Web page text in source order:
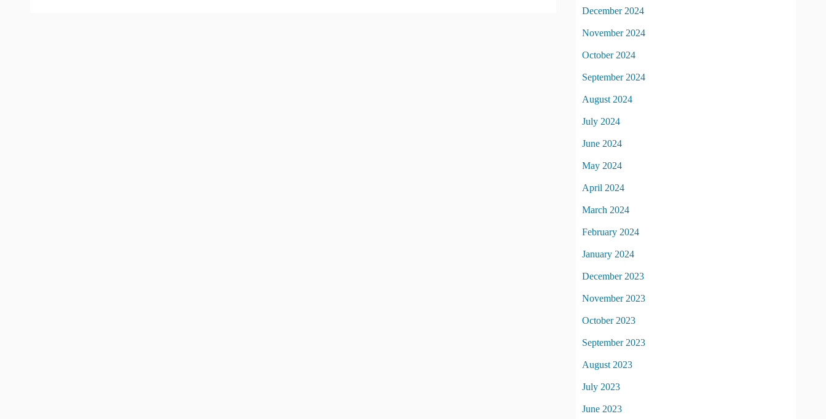
December 2024
November 2024
October 2024
September 2024
August 2024
July 2024
June 2024
May 2024
April 2024
March 2024
February 2024
January 2024
December 2023
November 2023
October 2023
September 2023
August 2023
July 2023
June 2023